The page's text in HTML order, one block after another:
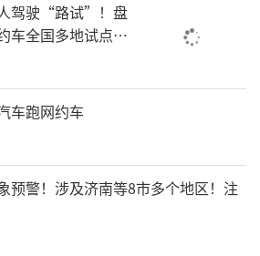
驾驶“路试”！盘
车全国多地试点之
车跑网约车
预警！涉及济南等8市多个地区！注